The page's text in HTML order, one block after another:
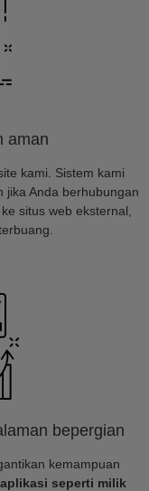
aman
kami. Sistem kami
Anda berhubungan
situs web eksternal,
bepergian
kemampuan
seperti milik